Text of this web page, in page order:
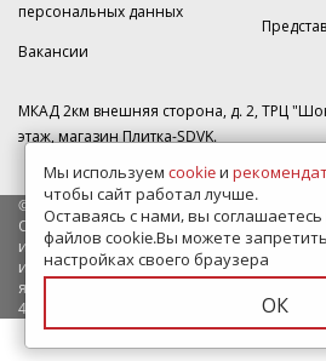
персональных данных
Вакансии
МКАД 2км внешняя сторона, д. 2, ТРЦ
этаж, магазин Плитка-SDVK.
© 2009—2026 г. Все права защищены
Обращаем Ваше внимание на то, что
исключительно информационный
информационные материалы и цены,
являются публичной офертой,
437 Гражданского кодекса РФ.
Мы используем cookieи
чтобы сайт работал лучше.
Оставаясь с нами, вы
файлов cookie.Вы можете
настройках своего браузера
ОК